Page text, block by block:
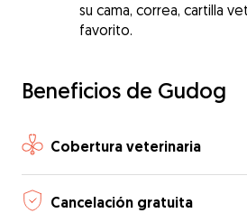
su cama, correa, cartilla
favorito.
Beneficios de Gudog
Cobertura veterinaria
Cancelación gratuita